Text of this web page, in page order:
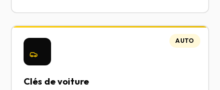
Clés de voiture
AUTO